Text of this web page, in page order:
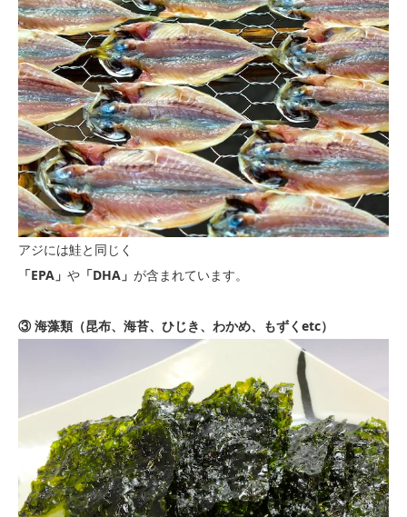
アジには鮭と同じく
「EPA」 や 「DHA」 が含まれています。
③ 海藻類（昆布、海苔、ひじき、わかめ、もずくetc）